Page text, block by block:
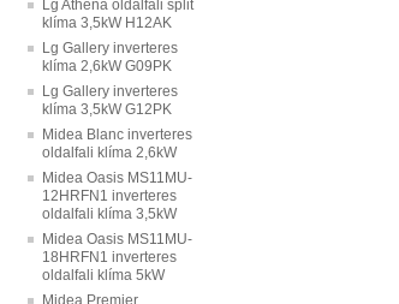
Lg Athena oldalfali split
klíma 3,5kW H12AK
Lg Gallery inverteres
klíma 2,6kW G09PK
Lg Gallery inverteres
klíma 3,5kW G12PK
Midea Blanc inverteres
oldalfali klíma 2,6kW
Midea Oasis MS11MU-
12HRFN1 inverteres
oldalfali klíma 3,5kW
Midea Oasis MS11MU-
18HRFN1 inverteres
oldalfali klíma 5kW
Midea Premier